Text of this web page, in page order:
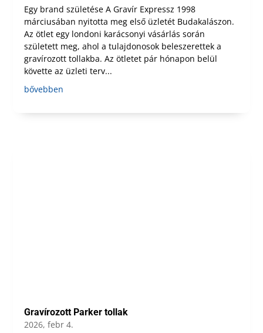
Egy brand születése A Gravír Expressz 1998
márciusában nyitotta meg első üzletét Budakalászon.
Az ötlet egy londoni karácsonyi vásárlás során
született meg, ahol a tulajdonosok beleszerettek a
gravírozott tollakba. Az ötletet pár hónapon belül
követte az üzleti terv...
bővebben
Gravírozott Parker tollak
2026, febr 4.